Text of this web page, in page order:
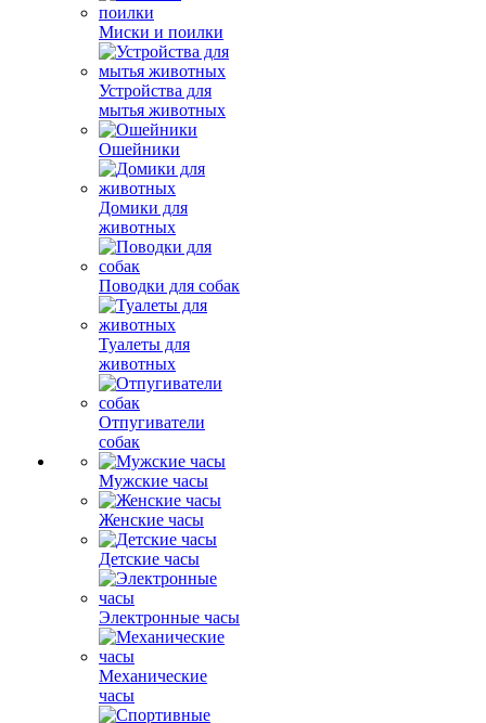
Миски и поилки
Устройства для
мытья животных
Ошейники
Домики для
животных
Поводки для собак
Туалеты для
животных
Отпугиватели
собак
Мужские часы
Женские часы
Детские часы
Электронные часы
Механические
часы